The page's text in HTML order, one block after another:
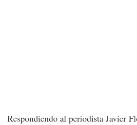
Respondiendo al periodista Javier